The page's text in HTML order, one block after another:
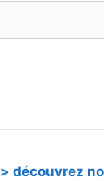
découvrez